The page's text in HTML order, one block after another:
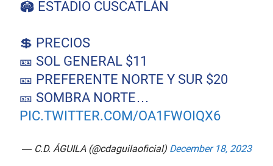
🏟️ ESTADIO CUSCATLÁN
💲 PRECIOS
🎫 SOL GENERAL $11
🎫 PREFERENTE NORTE Y SUR $20
🎫 SOMBRA NORTE…
PIC.TWITTER.COM/OA1FWOIQX6
— C.D. ÁGUILA (@cdaguilaoficial) December 18, 2023